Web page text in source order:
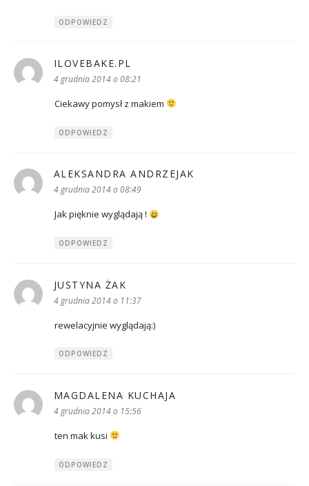
ODPOWIEDZ
ILOVEBAKE.PL
4 grudnia 2014 o 08:21
Ciekawy pomysł z makiem
ODPOWIEDZ
ALEKSANDRA ANDRZEJAK
4 grudnia 2014 o 08:49
Jak pięknie wyglądają !
ODPOWIEDZ
JUSTYNA ŻAK
4 grudnia 2014 o 11:37
rewelacyjnie wyglądają:)
ODPOWIEDZ
MAGDALENA KUCHAJA
4 grudnia 2014 o 15:56
ten mak kusi
ODPOWIEDZ